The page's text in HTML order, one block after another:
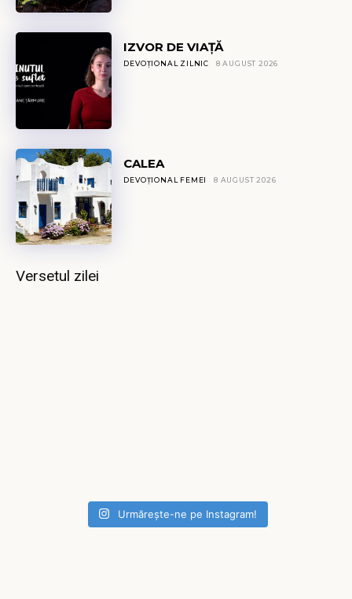
IZVOR DE VIAȚĂ
DEVOȚIONAL ZILNIC 8 AUGUST 2026
CALEA
DEVOȚIONAL FEMEI 8 AUGUST 2026
Versetul zilei
Urmărește-ne pe Instagram!